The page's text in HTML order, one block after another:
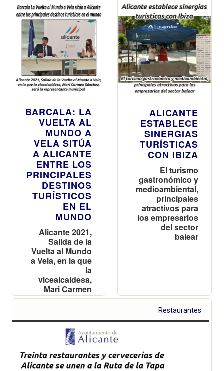
BARCALA: LA
VUELTA AL
MUNDO A
VELA SITÚA
A ALICANTE
ENTRE LOS
PRINCIPALES
DESTINOS
TURÍSTICOS
EN EL
MUNDO
Alicante 2021,
Salida de la
Vuelta al Mundo
a Vela, en la que
la
vicealcaldesa,
Mari Carmen
Sánchez, será
municipal
ALICANTE
ESTABLECE
SINERGIAS
TURÍSTICAS
CON IBIZA
El turismo
gastronómico y
medioambiental,
principales
atractivos para
los empresarios
del sector
balear
Restaurantes